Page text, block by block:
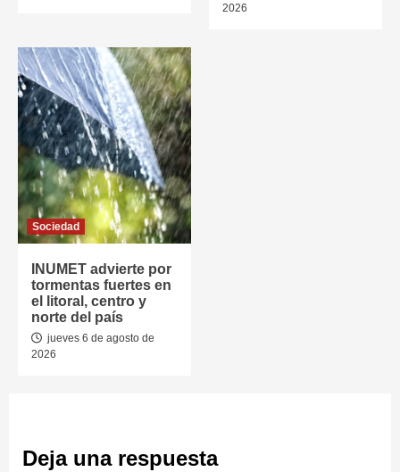
2026
Sociedad
INUMET advierte por
tormentas fuertes en
el litoral, centro y
norte del país
jueves 6 de agosto de
2026
Deja una respuesta